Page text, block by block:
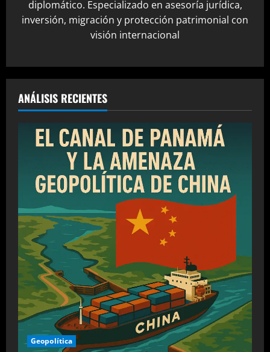
diplomático. Especializado en asesoría jurídica,
inversión, migración y protección patrimonial con
visión internacional
ANÁLISIS RECIENTES
Geopolítica